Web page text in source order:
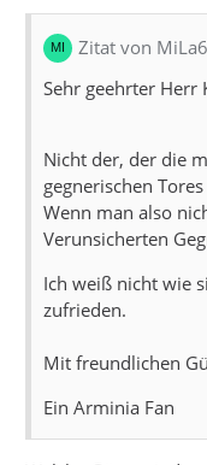
Zitat von
Sehr geehrter Herr
Nicht der, der die
gegnerischen
Wenn man also
Verunsicherten
Ich weiß nicht wie
zufrieden.
Mit freundlichen
Ein Arminia Fan